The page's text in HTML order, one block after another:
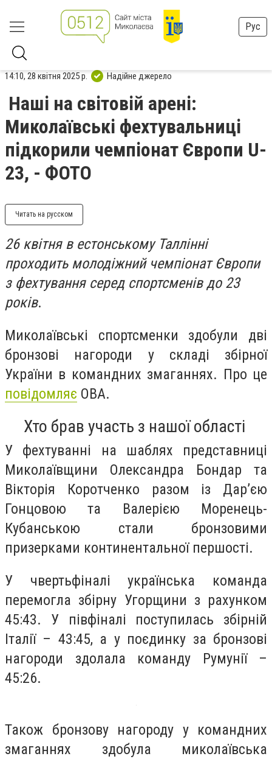
Рус
14:10, 28 квітня 2025 р. Надійне джерело
Наші на світовій арені:
Миколаївські фехтувальниці
підкорили чемпіонат Європи U-
23, - ФОТО
Читать на русском
26 квітня в естонському Таллінні
проходить молодіжний чемпіонат Європи
з фехтування серед спортсменів до 23
років.
Миколаївські спортсменки здобули дві
бронзові нагороди у складі збірної
України в командних змаганнях. Про це
повідомляє ОВА.
Хто брав участь з нашої області
У фехтуванні на шаблях представниці
Миколаївщини Олександра Бондар та
Вікторія Коротченко разом із Дарʼєю
Гонцовою та Валерією Моренець-
Кубанською стали бронзовими
призерками континентальної першості.
У чвертьфіналі українська команда
перемогла збірну Угорщини з рахунком
45:43. У півфіналі поступилась збірній
Італії – 43:45, а у поєдинку за бронзові
нагороди здолала команду Румунії –
45:26.
Також бронзову нагороду у командних
змаганнях здобула миколаївська